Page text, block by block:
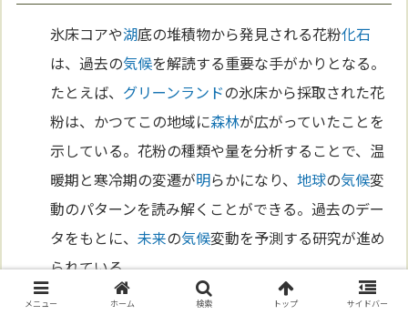
氷床コアや湖底の堆積物から発見される花粉化石
は、過去の気候を解読する重要な手がかりとなる。
たとえば、 グリーンランドの氷床から採取された花
粉は、かつてこの地域に森林が広がっていたことを
示している。花粉の種類や量を分析することで、温
暖期と寒冷期の変遷が明らかになり、地球の気候変
動のパターンを読み解くことができる。過去のデー
タをもとに、未来の気候変動を予測する研究が進め
られている。
メニュー ホーム 検索 トップ サイドバー